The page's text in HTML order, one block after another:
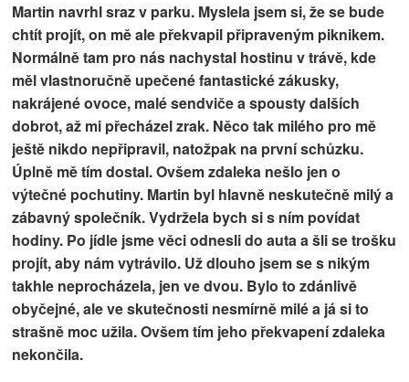
Martin navrhl sraz v parku. Myslela jsem si, že se bude
chtít projít, on mě ale překvapil připraveným piknikem.
Normálně tam pro nás nachystal hostinu v trávě, kde
měl vlastnoručně upečené fantastické zákusky,
nakrájené ovoce, malé sendviče a spousty dalších
dobrot, až mi přecházel zrak. Něco tak milého pro mě
ještě nikdo nepřipravil, natožpak na první schůzku.
Úplně mě tím dostal. Ovšem zdaleka nešlo jen o
výtečné pochutiny. Martin byl hlavně neskutečně milý a
zábavný společník. Vydržela bych si s ním povídat
hodiny. Po jídle jsme věci odnesli do auta a šli se trošku
projít, aby nám vytrávilo. Už dlouho jsem se s nikým
takhle neprocházela, jen ve dvou. Bylo to zdánlivě
obyčejné, ale ve skutečnosti nesmírně milé a já si to
strašně moc užila. Ovšem tím jeho překvapení zdaleka
nekončila.